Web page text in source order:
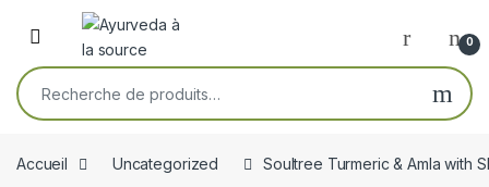
Skip to navigation
Skip to content
Open 0
Recherche pour :
Accueil Uncategorized Soultree Turmeric & Amla with